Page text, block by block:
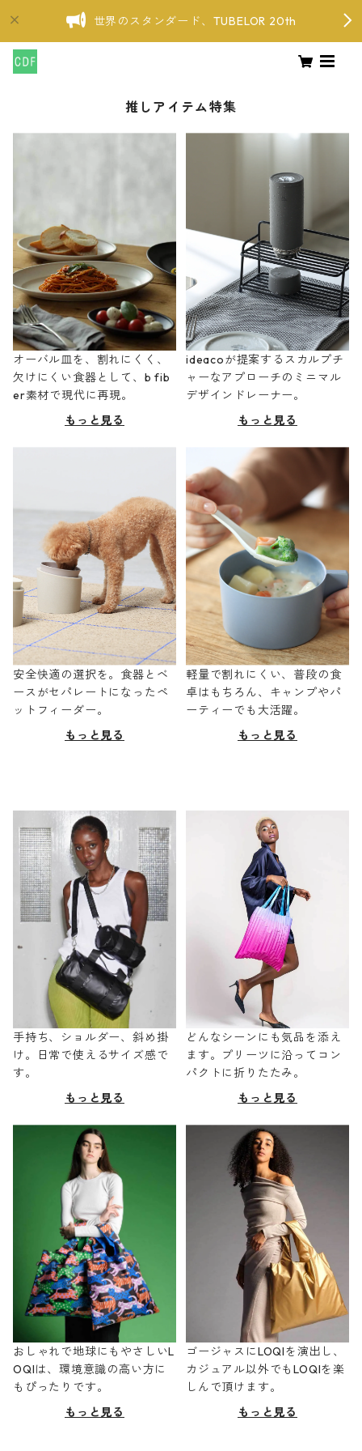
世界のスタンダード、TUBELOR 20th
推しアイテム特集
オーバル皿を、割れにくく、
欠けにくい食器として、b fib
er素材で現代に再現。
もっと見る
ideacoが提案するスカルプチ
ャーなアプローチのミニマル
デザインドレーナー。
もっと見る
安全快適の選択を。食器とベ
ースがセパレートになったペ
ットフィーダー。
もっと見る
軽量で割れにくい、普段の食
卓はもちろん、キャンプやパ
ーティーでも大活躍。
もっと見る
手持ち、ショルダー、斜め掛
け。日常で使えるサイズ感で
す。
もっと見る
どんなシーンにも気品を添え
ます。プリーツに沿ってコン
パクトに折りたたみ。
もっと見る
おしゃれで地球にもやさしいL
OQIは、環境意識の高い方に
もぴったりです。
もっと見る
ゴージャスにLOQIを演出し、
カジュアル以外でもLOQIを楽
しんで頂けます。
もっと見る